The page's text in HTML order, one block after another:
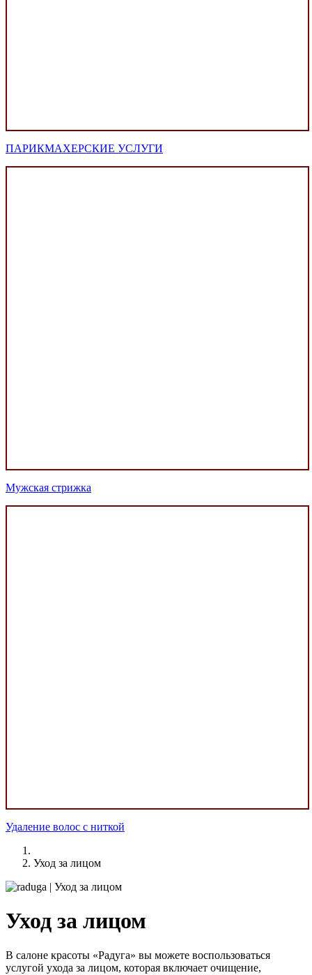
ПАРИКМАХЕРСКИЕ УСЛУГИ
Мужская стрижка
Удаление волос с ниткой
Уход за лицом
Уход за лицом
В салоне красоты «Радуга» вы можете воспользоваться
услугой ухода за лицом, которая включает очищение,